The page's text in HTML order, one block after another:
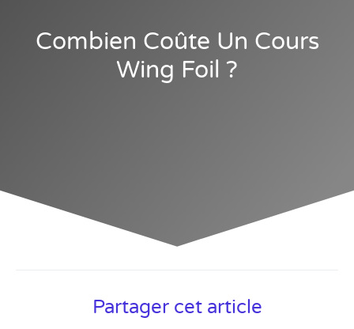
Combien Coûte Un Cours
Wing Foil ?
Partager cet article